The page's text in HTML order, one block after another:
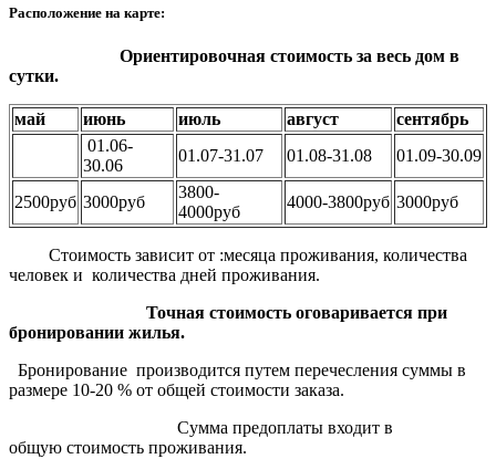
Расположение на карте:
Ориентировочная стоимость за весь дом в
сутки.
май июнь июль август
сентябрь
01.06-
30.06
01.07-31.07 01.08-31.08 01.09-30.09
2500руб 3000руб
3800-
4000руб
4000-3800руб 3000руб
Стоимость зависит от :месяца проживания, количества
человек и количества дней проживания.
Точная стоимость оговаривается при
бронировании жилья.
Бронирование производится путем перечесления суммы в
размере 10-20 % от общей стоимости заказа.
Сумма предоплаты входит в
общую стоимость проживания.